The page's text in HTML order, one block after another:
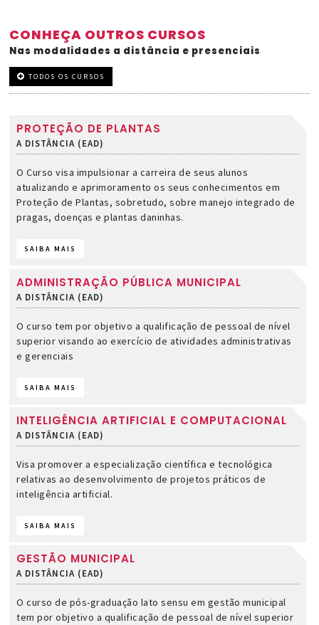
CONHEÇA OUTROS CURSOS
Nas modalidades a distância e presenciais
TODOS OS CURSOS
PROTEÇÃO DE PLANTAS
A DISTÂNCIA (EAD)
O Curso visa impulsionar a carreira de seus alunos
atualizando e aprimoramento os seus conhecimentos em
Proteção de Plantas, sobretudo, sobre manejo integrado de
pragas, doenças e plantas daninhas.
SAIBA MAIS
ADMINISTRAÇÃO PÚBLICA MUNICIPAL
A DISTÂNCIA (EAD)
O curso tem por objetivo a qualificação de pessoal de nível
superior visando ao exercício de atividades administrativas
e gerenciais
SAIBA MAIS
INTELIGÊNCIA ARTIFICIAL E COMPUTACIONAL
A DISTÂNCIA (EAD)
Visa promover a especialização científica e tecnológica
relativas ao desenvolvimento de projetos práticos de
inteligência artificial.
SAIBA MAIS
GESTÃO MUNICIPAL
A DISTÂNCIA (EAD)
O curso de pós-graduação lato sensu em gestão municipal
tem por objetivo a qualificação de pessoal de nível superior